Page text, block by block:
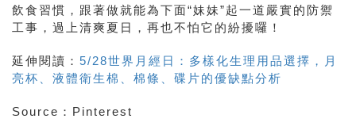
飲食習慣，跟著做就能為下面“妹妹”起一道嚴實的防禦
工事，過上清爽夏日，再也不怕它的紛擾囉！
延伸閱讀： 5/28世界月經日：多樣化生理用品選擇，月
亮杯、液體衛生棉、棉條、碟片的優缺點分析
Source：Pinterest